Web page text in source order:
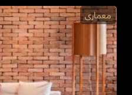
معماری